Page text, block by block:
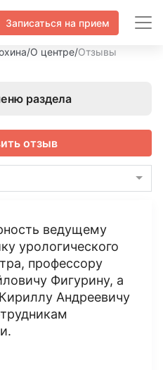
Записаться на прием
/О центре/Отзывы
раздела
отзыв
ведущему
урологического
профессору
Фигурину, а
Андреевичу